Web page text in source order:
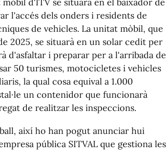
l'accés dels onders i residents de
de vehicles. La unitat mòbil, que
2025, se situarà en un solar cedit per
d'asfaltar i preparar per a l'arribada de
50 turismes, motocicletes i vehicles
la qual cosa equival a 1.000
un contenidor que funcionarà
de realitzar les inspeccions.
així ho han pogut anunciar hui
pública SITVAL que gestiona les